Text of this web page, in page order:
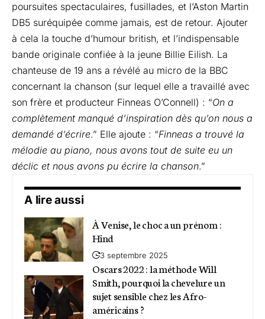
poursuites spectaculaires, fusillades, et l’Aston Martin
DB5 suréquipée comme jamais, est de retour. Ajouter
à cela la touche d’humour british, et l’indispensable
bande originale confiée à la jeune Billie Eilish. La
chanteuse de 19 ans a révélé au micro de la BBC
concernant la chanson (sur lequel elle a travaillé avec
son frère et producteur Finneas O’Connell) : “On a
complètement manqué d’inspiration dès qu’on nous a
demandé d’écrire.” Elle ajoute : “Finneas a trouvé la
mélodie au piano, nous avons tout de suite eu un
déclic et nous avons pu écrire la chanson.”
A lire aussi
À Venise, le choc a un prénom :
Hind
3 septembre 2025
Oscars 2022 : la méthode Will
Smith, pourquoi la chevelure un
sujet sensible chez les Afro-
américains ?